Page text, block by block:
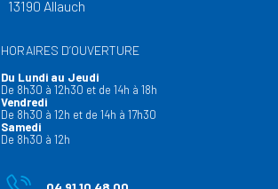
13190 Allauch
HORAIRES D’OUVERTURE
Du Lundi au Jeudi
De 8h30 à 12h30 et de 14h à 18h
Vendredi
De 8h30 à 12h et de 14h à 17h30
Samedi
De 8h30 à 12h